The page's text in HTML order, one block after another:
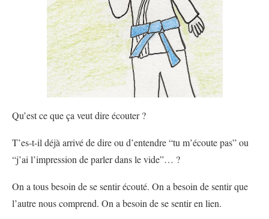
Qu’est ce que ça veut dire écouter ?
T’es-t-il déjà arrivé de dire ou d’entendre “tu m’écoute pas” ou
“j’ai l’impression de parler dans le vide”… ?
On a tous besoin de se sentir écouté. On a besoin de sentir que
l’autre nous comprend. On a besoin de se sentir en lien.